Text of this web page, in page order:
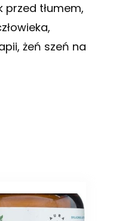
tłumem,
żeń szeń na